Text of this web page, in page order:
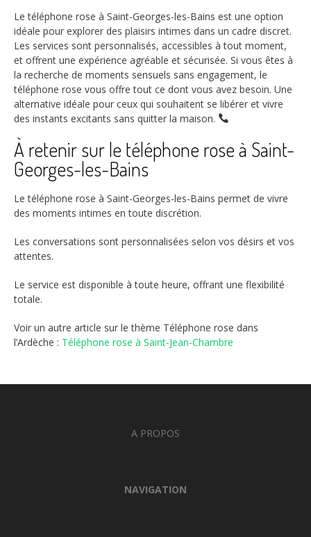
Le téléphone rose à Saint-Georges-les-Bains est une option
idéale pour explorer des plaisirs intimes dans un cadre discret.
Les services sont personnalisés, accessibles à tout moment,
et offrent une expérience agréable et sécurisée. Si vous êtes à
la recherche de moments sensuels sans engagement, le
téléphone rose vous offre tout ce dont vous avez besoin. Une
alternative idéale pour ceux qui souhaitent se libérer et vivre
des instants excitants sans quitter la maison.
À retenir sur le téléphone rose à Saint-
Georges-les-Bains
Le téléphone rose à Saint-Georges-les-Bains permet de vivre
des moments intimes en toute discrétion.
Les conversations sont personnalisées selon vos désirs et vos
attentes.
Le service est disponible à toute heure, offrant une flexibilité
totale.
Voir un autre article sur le thème Téléphone rose dans
l’Ardèche : Téléphone rose à Saint-Jean-Chambre
A PROPOS
NAVIGATION